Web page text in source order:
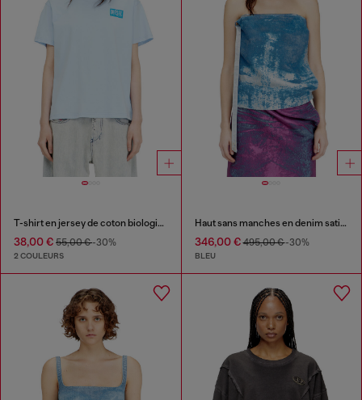
T-shirt en jersey de coton biologique avec encolure ras-du-cou et imprimé logo
38,00 € 55,00 €-30%
2 COULEURS
Haut sans manches en denim satinée coloré
346,00 €495,00 €-30%
BLEU